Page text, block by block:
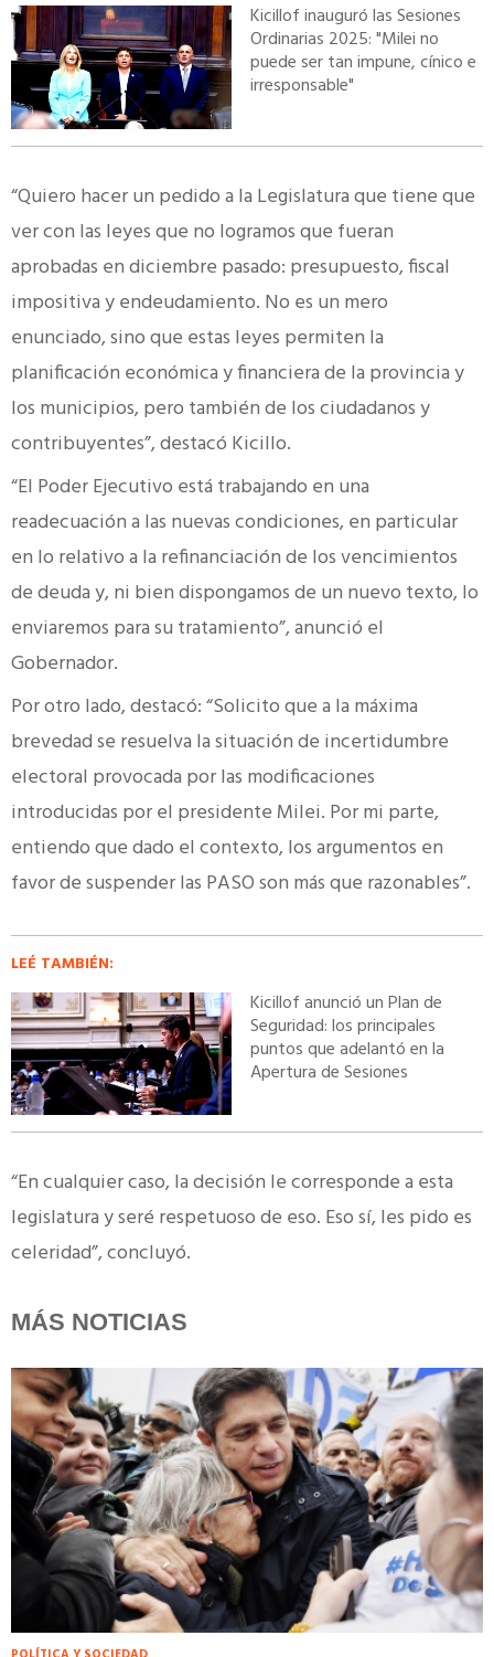
Kicillof inauguró las Sesiones
Ordinarias 2025: "Milei no
puede ser tan impune, cínico e
irresponsable"
“Quiero hacer un pedido a la Legislatura que tiene que
ver con las leyes que no logramos que fueran
aprobadas en diciembre pasado: presupuesto, fiscal
impositiva y endeudamiento. No es un mero
enunciado, sino que estas leyes permiten la
planificación económica y financiera de la provincia y
los municipios, pero también de los ciudadanos y
contribuyentes”, destacó Kicillo.
“El Poder Ejecutivo está trabajando en una
readecuación a las nuevas condiciones, en particular
en lo relativo a la refinanciación de los vencimientos
de deuda y, ni bien dispongamos de un nuevo texto, lo
enviaremos para su tratamiento”, anunció el
Gobernador.
Por otro lado, destacó: “Solicito que a la máxima
brevedad se resuelva la situación de incertidumbre
electoral provocada por las modificaciones
introducidas por el presidente Milei. Por mi parte,
entiendo que dado el contexto, los argumentos en
favor de suspender las PASO son más que razonables”.
LEÉ TAMBIÉN:
Kicillof anunció un Plan de
Seguridad: los principales
puntos que adelantó en la
Apertura de Sesiones
“En cualquier caso, la decisión le corresponde a esta
legislatura y seré respetuoso de eso. Eso sí, les pido es
celeridad”, concluyó.
MÁS NOTICIAS